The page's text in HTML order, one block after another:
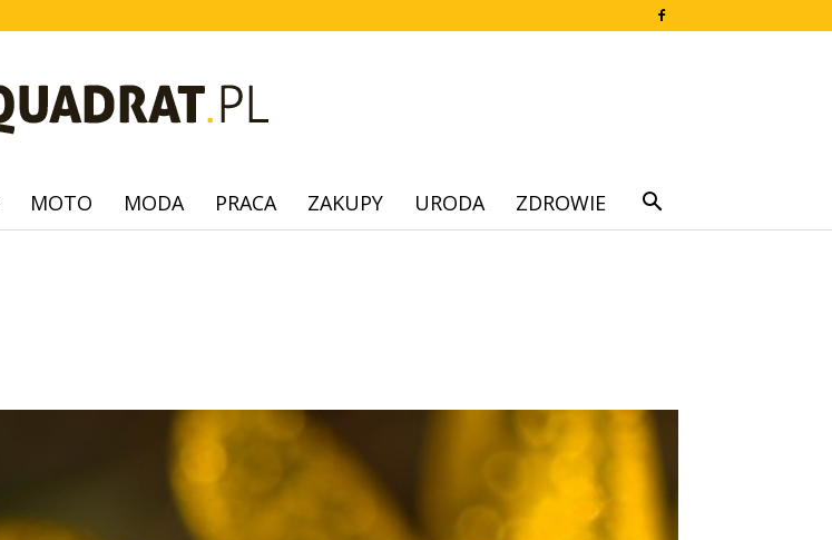
quadrat.pl
MOTO MODA PRACA ZAKUPY URODA ZDROWIE